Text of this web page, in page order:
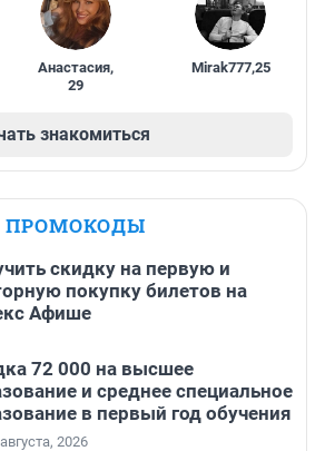
Анастасия,
29
Mirak777,25
знакомиться
ПРОМОКОДЫ
скидку на первую и
покупку билетов на
Афише
72 000 на высшее
и среднее специальное
в первый год обучения
2026